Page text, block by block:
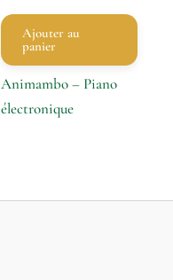
Ajouter au
panier
Animambo – Piano
électronique